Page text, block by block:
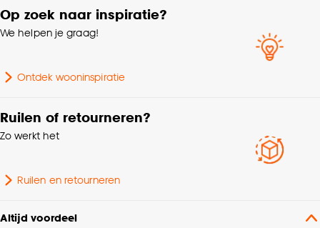
Garantietermijn
Kleurtint
Op zoek naar inspiratie?
We helpen je graag!
Ontdek wooninspiratie
Ruilen of retourneren?
Zo werkt het
Ruilen en retourneren
Altijd voordeel